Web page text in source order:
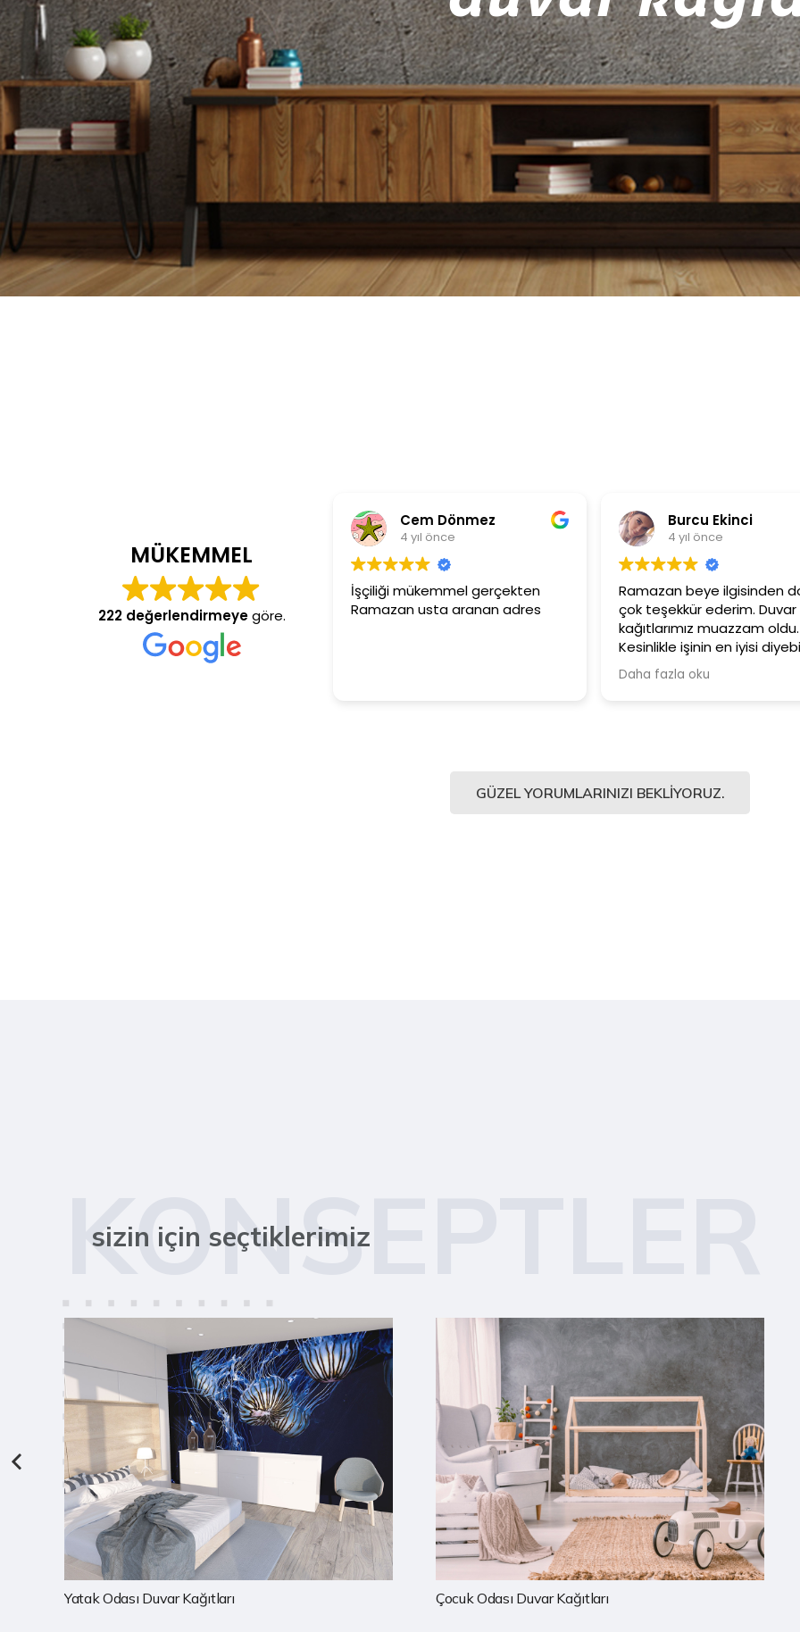
MÜKEMMEL
222 değerlendirmeyegöre.
Cem Dönmez
İşçiliği mükemmel gerçekten
Ramazan usta aranan adres
Burcu Ekinci
Ramazan beye ilgisinden dolayı
çok teşekkür ederim. Duvar
kağıtlarımız muazzam oldu.
Kesinlikle işinin en iyisi diyebilirim.
Şiddetle tavsiye ediyorum.
Güler
GÜZEL YORUMLARINIZI BEKLIYORUZ.
KONSEPTLER
sizin için seçtiklerimiz
Çocuk Odası Duvar Kağıtları Mutfak Duvar Kağıtları